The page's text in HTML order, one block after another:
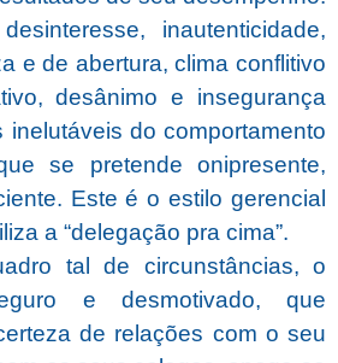
inautenticidade,
e de abertura, clima conflitivo
desânimo e insegurança
inelutáveis do comportamento
se pretende onipresente,
Este é o estilo gerencial
a “delegação pra cima”.
tal de circunstâncias, o
e desmotivado, que
de relações com o seu